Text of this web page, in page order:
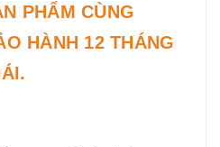
PHẨM CÙNG
HÀNH 12 THÁNG